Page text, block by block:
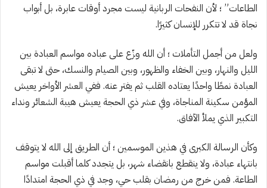
الطاعات” ؛ لأن النفحات الربانية ليست مجرد أوقات عابرة، بل أبواب
نجاة قد لا تتكرر للإنسان كثيرًا.
ولعل من أجمل التأملات ؛ أن الله وزّع على عباده مواسم العبادة بين
الليل والنهار، وبين الخفاء والظهور، وبين الصيام والنسك، حتى لا تبقى
العبادة نمطًا واحدًا يعتاده القلب ثم يفتر عنه. ففي العشر الأواخر يعيش
المؤمن سكينة المناجاة، وفي عشر ذي الحجة يعيش هيبة الشعائر ونداء
التكبير الذي يملأ الآفاق.
وكأن الرسالة الكبرى في هذين الموسمين ؛ أن الطريق إلى الله لا يتوقف
بانتهاء عبادة، ولا ينقطع بانقضاء شهر، بل يتجدد كلما أقبلت مواسم
الطاعة. فمن خرج من رمضان بقلب حي، وجد في ذي الحجة امتدادًا